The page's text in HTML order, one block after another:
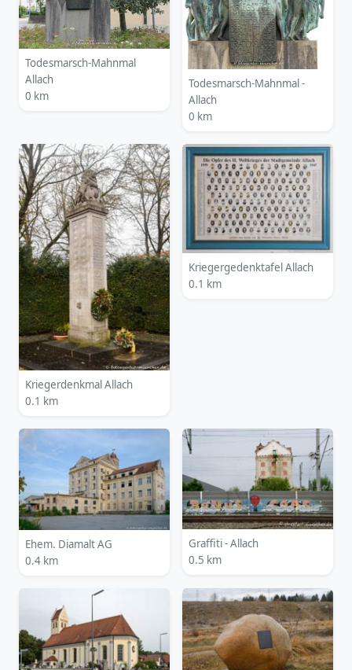
Todesmarsch-Mahnmal
Allach
0 km
Todesmarsch-Mahnmal -
Allach
0 km
Kriegerdenkmal Allach
0.1 km
Kriegergedenktafel Allach
0.1 km
Ehem. Diamalt AG
0.4 km
Graffiti - Allach
0.5 km